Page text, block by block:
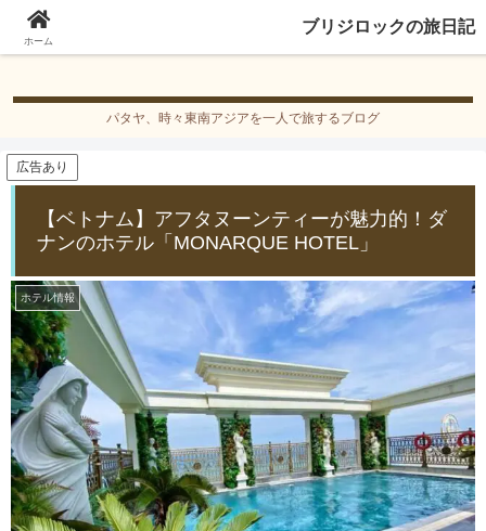
ブリジロックの旅日記
パタヤ、時々東南アジアを一人で旅するブログ
広告あり
【ベトナム】アフタヌーンティーが魅力的！ダ
ナンのホテル「MONARQUE HOTEL」
ホテル情報
ホーム
ブリジロックの旅日記